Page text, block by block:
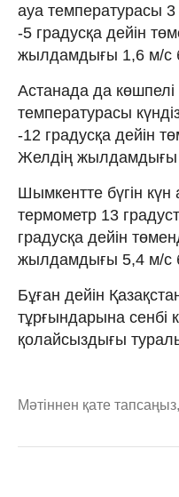
ауа температурасы
-5 градусқа дейін
жылдамдығы 1,6 м/с
Астанада да
температурасы
-12 градусқа дейін
Желдің жылдамдығы
Шымкентте бүгін
термометр 13
градусқа дейін
жылдамдығы 5,4 м/с
Бұған дейін
тұрғындарына сенбі
қолайсыздығы
Мәтіннен қате тапсаңыз,